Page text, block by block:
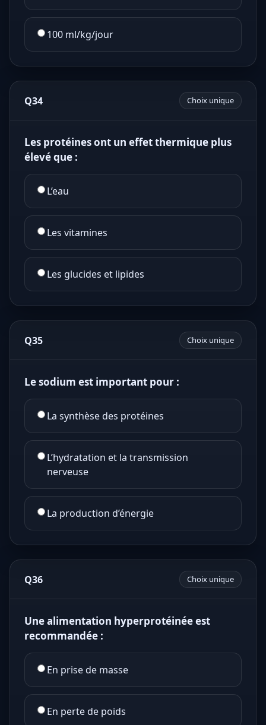
100 ml/kg/jour
Q34 Choix unique
Les protéines ont un effet thermique plus
élevé que :
L’eau
Les vitamines
Les glucides et lipides
Q35 Choix unique
Le sodium est important pour :
La synthèse des protéines
L’hydratation et la transmission
nerveuse
La production d’énergie
Q36 Choix unique
Une alimentation hyperprotéinée est
recommandée :
En prise de masse
En perte de poids